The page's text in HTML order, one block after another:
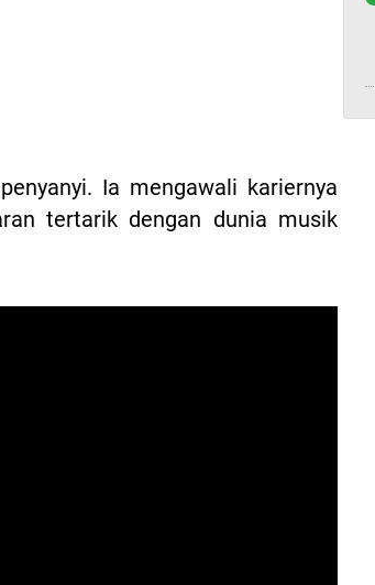
Ia mengawali kariernya
tertarik dengan dunia musik